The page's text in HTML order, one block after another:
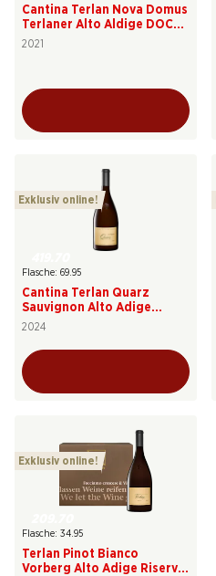
Cantina Terlan Nova Domus
Terlaner Alto Aldige DOC
Riserva
2021
Exklusiv online!
Flasche: 69.95
Cantina Terlan Quarz
Sauvignon Alto Adige
Terlano DOC
2024
Exklusiv online!
Flasche: 34.95
Terlan Pinot Bianco
Vorberg Alto Adige Riserva